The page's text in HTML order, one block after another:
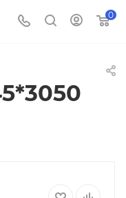
0